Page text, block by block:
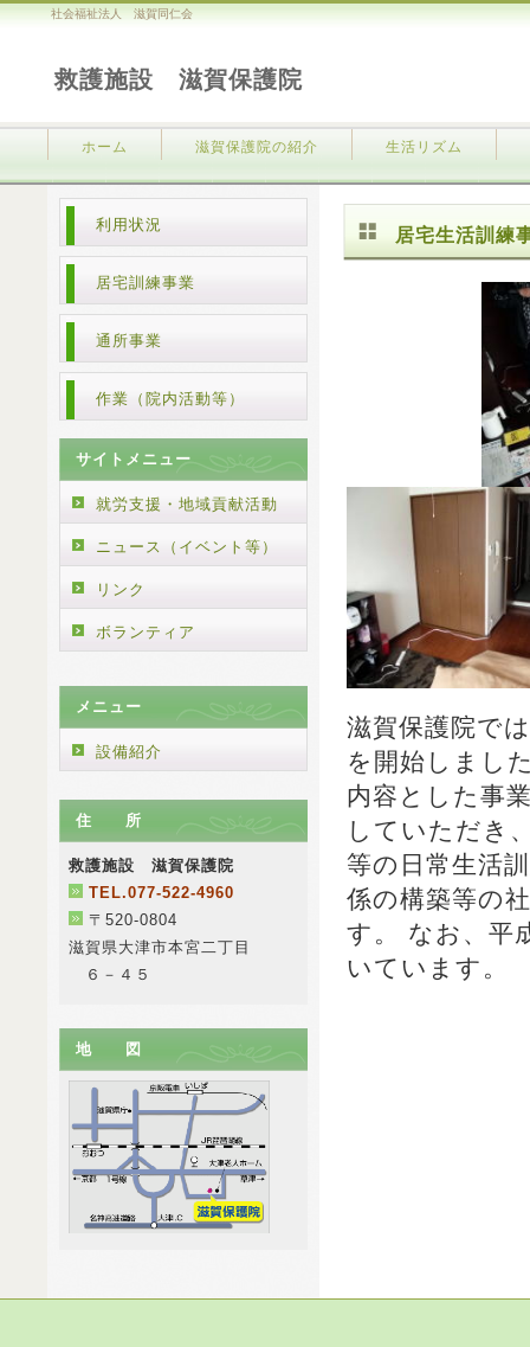
社会福祉法人 滋賀同仁会
救護施設 滋賀保護院
ホーム 滋賀保護院の紹介 生活リズム
居宅生活訓練
滋賀保護院で
を開始しまし
内容とした事
していただき
等の日常生活
係の構築等の
す。 なお、平
いています。
利用状況
居宅訓練事業
通所事業
作業（院内活動等）
サイトメニュー
就労支援・地域貢献活動
ニュース（イベント等）
リンク
ボランティア
メニュー
設備紹介
住 所
救護施設 滋賀保護院
TEL.077-522-4960
〒520-0804
滋賀県大津市本宮二丁目
６－４５
地 図